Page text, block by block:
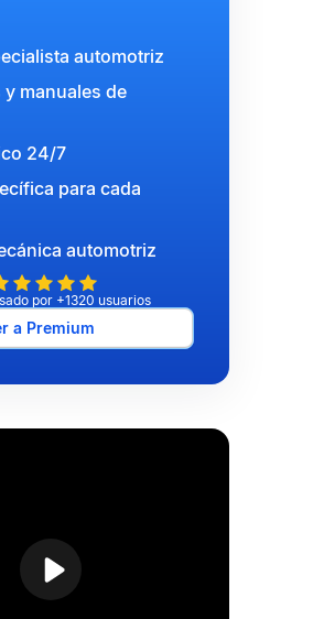
automotriz
manuales de
24/7
para cada
automotriz
por +1320 usuarios
a Premium